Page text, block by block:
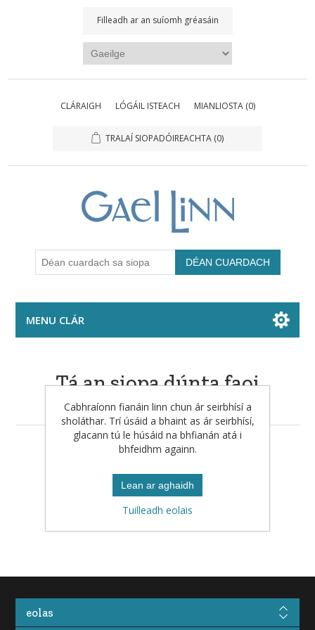
Filleadh ar an suíomh gréasáin
CLÁRAIGH LÓGÁIL ISTEACH MIANLIOSTA (0)
TRALAÍ SIOPADÓIREACHTA (0)
MENU CLÁR
Tá an siopa dúnta faoi
láthair
Seiceáil arís ar ball le do thoil.
eolas
Cabhraíonn fianáin linn chun ár seirbhísí a
sholáthar. Trí úsáid a bhaint as ár seirbhísí,
glacann tú le húsáid na bhfianán atá i
bhfeidhm againn.
Lean ar aghaidh
Tuilleadh eolais